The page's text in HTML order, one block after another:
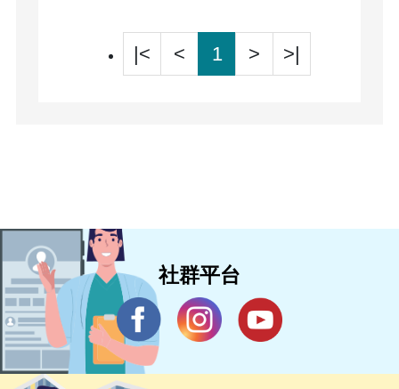
|< < 1 > >|
社群平台